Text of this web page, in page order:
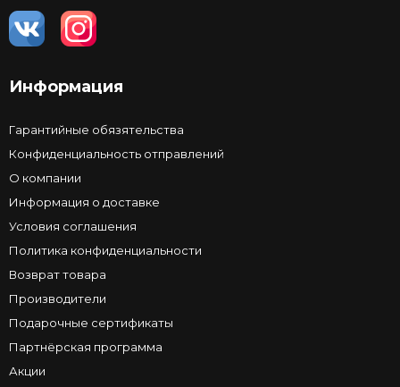
Информация
Гарантийные обязятельства
Конфиденциальность отправлений
О компании
Информация о доставке
Условия соглашения
Политика конфиденциальности
Возврат товара
Производители
Подарочные сертификаты
Партнёрская программа
Акции